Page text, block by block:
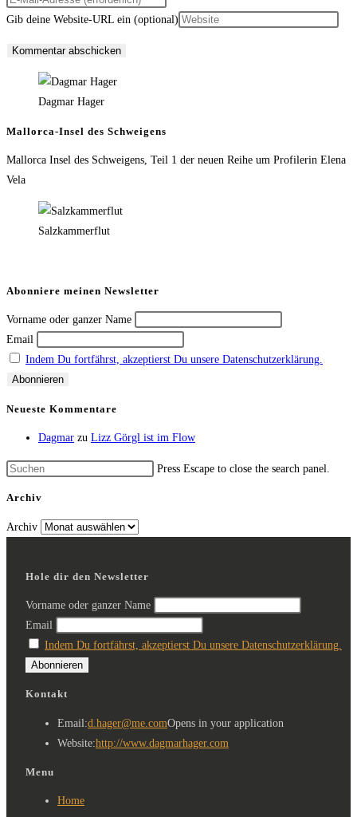
Gib deine Website-URL ein (optional)
Dagmar Hager
Mallorca-Insel des Schweigens
Mallorca Insel des Schweigens, Teil 1 der neuen Reihe um Profilerin Elena
Vela
Salzkammerflut
Abonniere meinen Newsletter
Vorname oder ganzer Name
Email
Indem Du fortfährst, akzeptierst Du unsere Datenschutzerklärung.
Neueste Kommentare
Dagmar zu Lizz Görgl ist im Flow
Press Escape to close the search panel.
Archiv
Archiv
Hole dir den Newsletter
Vorname oder ganzer Name
Email
Indem Du fortfährst, akzeptierst Du unsere Datenschutzerklärung.
Kontakt
Email:d.hager@me.comOpens in your application
Website:http://www.dagmarhager.com
Menu
Home